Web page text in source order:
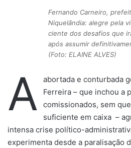
Fernando Carneiro,
Niquelândia: alegre pela
ciente dos desafios que
após assumir
(Foto: ELAINE ALVES)
A
abortada e conturbada
Ferreira – que inchou a
comissionados, sem
suficiente em caixa –
intensa crise político-
experimenta desde a paralisação